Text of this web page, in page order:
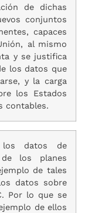
de dichas
conjuntos
capaces
al mismo
y se justifica
los datos que
y la carga
los Estados
contables.
datos de
de los planes
de tales
datos sobre
Por lo que se
de ellos